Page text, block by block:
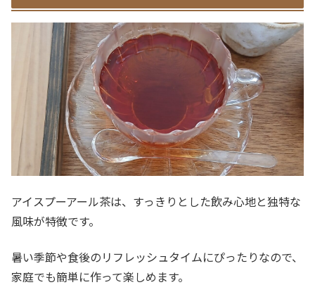
アイスプーアール茶は、すっきりとした飲み心地と独特な
風味が特徴です。
暑い季節や食後のリフレッシュタイムにぴったりなので、
家庭でも簡単に作って楽しめます。